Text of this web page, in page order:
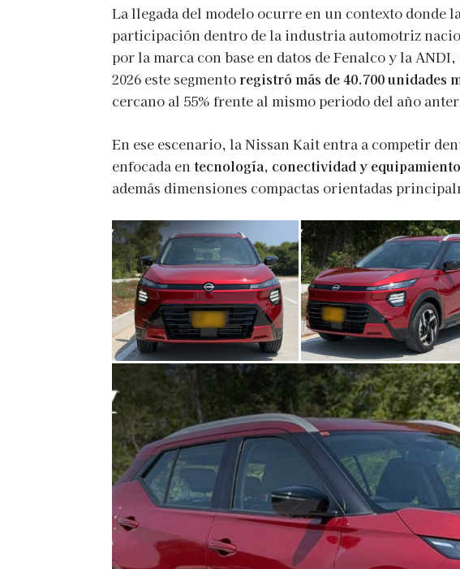
La llegada del modelo ocurre en un contexto donde
participación dentro de la industria automotriz
por la marca con base en datos de Fenalco y la
2026 este segmentoregistró más de 40.700 unidades
cercano al 55% frente al mismo periodo del año
En ese escenario, la Nissan Kait entra a competir
enfocada en tecnología, conectividad y
además dimensiones compactas orientadas